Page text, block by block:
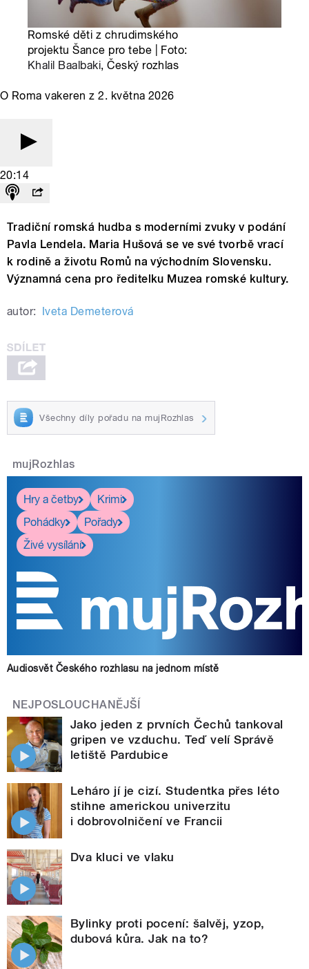
Romské děti z chrudimského
projektu Šance pro tebe | Foto:
Khalil Baalbaki, Český rozhlas
O Roma vakeren z 2. května 2026
20:14
Tradiční romská hudba s moderními zvuky v podání
Pavla Lendela. Maria Hušová se ve své tvorbě vrací
k rodině a životu Romů na východním Slovensku.
Významná cena pro ředitelku Muzea romské kultury.
autor: Iveta Demeterová
Všechny díly pořadu na mujRozhlas
mujRozhlas
Hry a četby
Krimi
Pohádky
Pořady
Živé vysílání
Audiosvět Českého rozhlasu na jednom místě
NEJPOSLOUCHANĚJŠÍ
Jako jeden z prvních Čechů tankoval
gripen ve vzduchu. Teď velí Správě
letiště Pardubice
Leháro jí je cizí. Studentka přes léto
stihne americkou univerzitu
i dobrovolničení ve Francii
Dva kluci ve vlaku
Bylinky proti pocení: šalvěj, yzop,
dubová kůra. Jak na to?